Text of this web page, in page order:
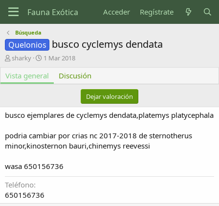
Acceder Regístrate
Búsqueda
Quelonios busco cyclemys dendata
A
t
o
sharky
F
c
h
c
e
a
i
ó
1 Mar 2018
Vista general Discusión
Dejar valoración
busco ejemplares de cyclemys dendata,platemys platycephala
podria cambiar por crias nc 2017-2018 de sternotherus
minor,kinosternon bauri,chinemys reevessi
wasa 650156736
Teléfono
650156736